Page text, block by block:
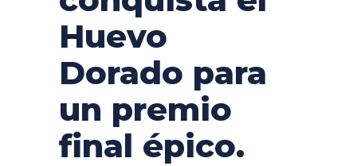
Huevo
Dorado para
un premio
final épico.